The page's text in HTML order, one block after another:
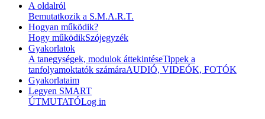
A oldalról
Bemutatkozik a S.M.A.R.T.
Hogyan működik?
Hogy működikSzójegyzék
Gyakorlatok
A tanegységek, modulok áttekintéseTippek a
tanfolyamoktatók számáraAUDIÓ, VIDEÓK, FOTÓK
Gyakorlataim
Legyen SMART
ÚTMUTATÓLog in